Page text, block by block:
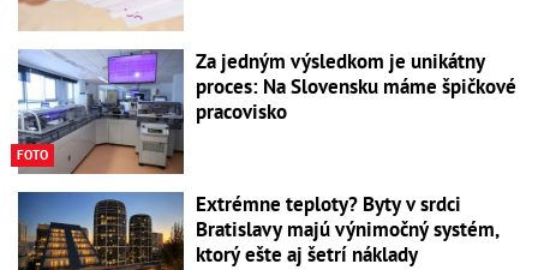
FOTO
Za jedným výsledkom je unikátny
proces: Na Slovensku máme špičkové
pracovisko
Extrémne teploty? Byty v srdci
Bratislavy majú výnimočný systém,
ktorý ešte aj šetrí náklady